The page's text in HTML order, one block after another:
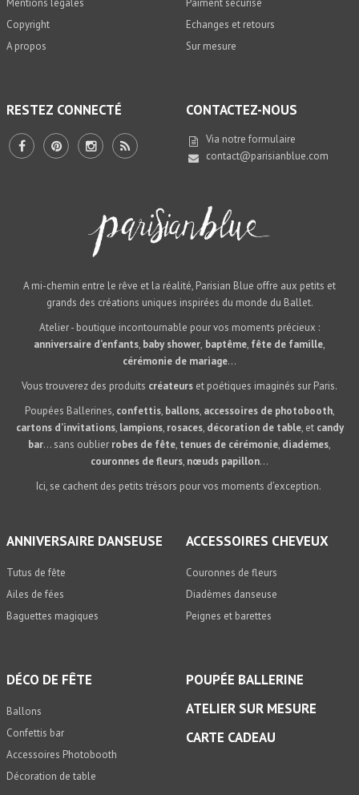
Mentions légales
Copyright
A propos
Paiment sécurisé
Echanges et retours
Sur mesure
RESTEZ CONNECTÉ CONTACTEZ-NOUS
Via notre formulaire
contact@parisianblue.com
A mi-chemin entre le rêve et la réalité, Parisian Blue offre aux petits et
grands des créations uniques inspirées du monde du Ballet.
Atelier - boutique incontournable pour vos moments précieux :
anniversaire d’enfants, baby shower, baptême, fête de famille,
cérémonie de mariage...
Vous trouverez des produits créateurs et poétiques imaginés sur Paris.
Poupées Ballerines, confettis, ballons, accessoires de photobooth,
cartons d’invitations, lampions, rosaces, décoration de table, et candy
bar… sans oublier robes de fête, tenues de cérémonie, diadèmes,
couronnes de fleurs, nœuds papillon…
Ici, se cachent des petits trésors pour vos moments d’exception.
ANNIVERSAIRE DANSEUSE
Tutus de fête
Ailes de fées
Baguettes magiques
ACCESSOIRES CHEVEUX
Couronnes de fleurs
Diadèmes danseuse
Peignes et barettes
DÉCO DE FÊTE
Ballons
Confettis bar
Accessoires Photobooth
Décoration de table
POUPÉE BALLERINE
ATELIER SUR MESURE
CARTE CADEAU